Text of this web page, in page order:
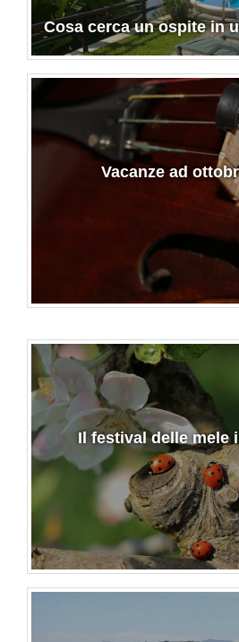
Cosa cerca un ospite in
Vacanze ad
Il festival delle mele